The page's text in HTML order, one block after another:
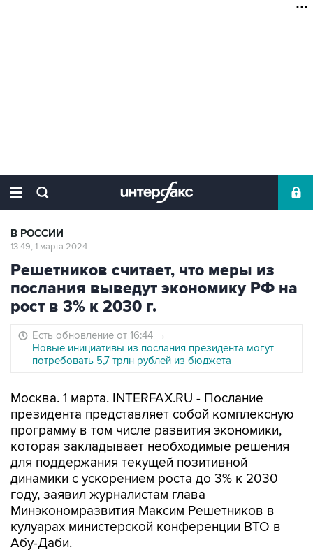
В РОССИИ
13:49, 1 марта 2024
Решетников считает, что меры из
послания выведут экономику РФ на
рост в 3% к 2030 г.
Есть обновление от 16:44 →
Новые инициативы из послания президента могут
потребовать 5,7 трлн рублей из бюджета
Москва. 1 марта. INTERFAX.RU - Послание
президента представляет собой комплексную
программу в том числе развития экономики,
которая закладывает необходимые решения
для поддержания текущей позитивной
динамики с ускорением роста до 3% к 2030
году, заявил журналистам глава
Минэкономразвития Максим Решетников в
кулуарах министерской конференции ВТО в
Абу-Даби.